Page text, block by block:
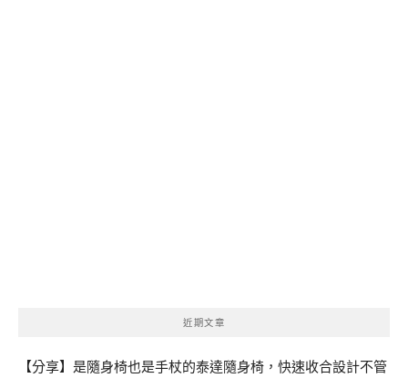
近期文章
【分享】是隨身椅也是手杖的泰達隨身椅，快速收合設計不管